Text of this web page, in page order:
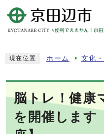
現在位置 ホーム 文化
脳トレ！健康
を開催します